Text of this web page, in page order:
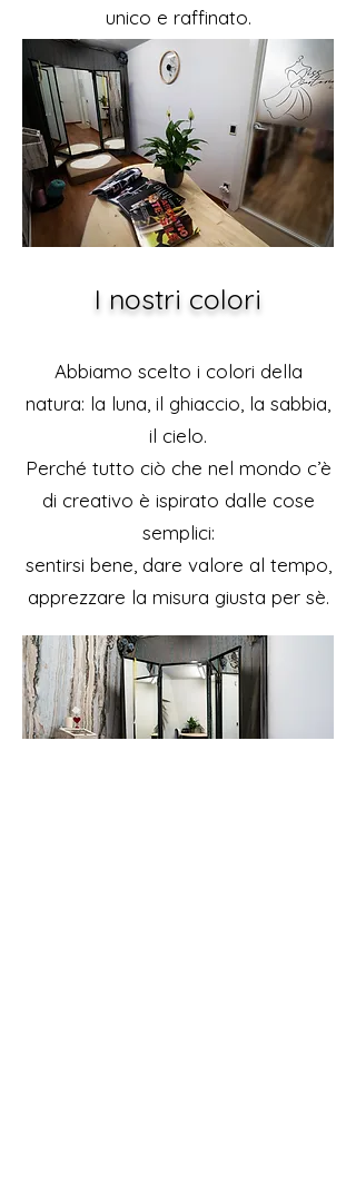
unico e raffinato.
I nostri colori
Abbiamo scelto i colori della
natura: la luna, il ghiaccio, la sabbia,
il cielo.
Perché tutto ciò che nel mondo c’è
di creativo è ispirato dalle cose
semplici:
sentirsi bene, dare valore al tempo,
apprezzare la misura giusta per sè.